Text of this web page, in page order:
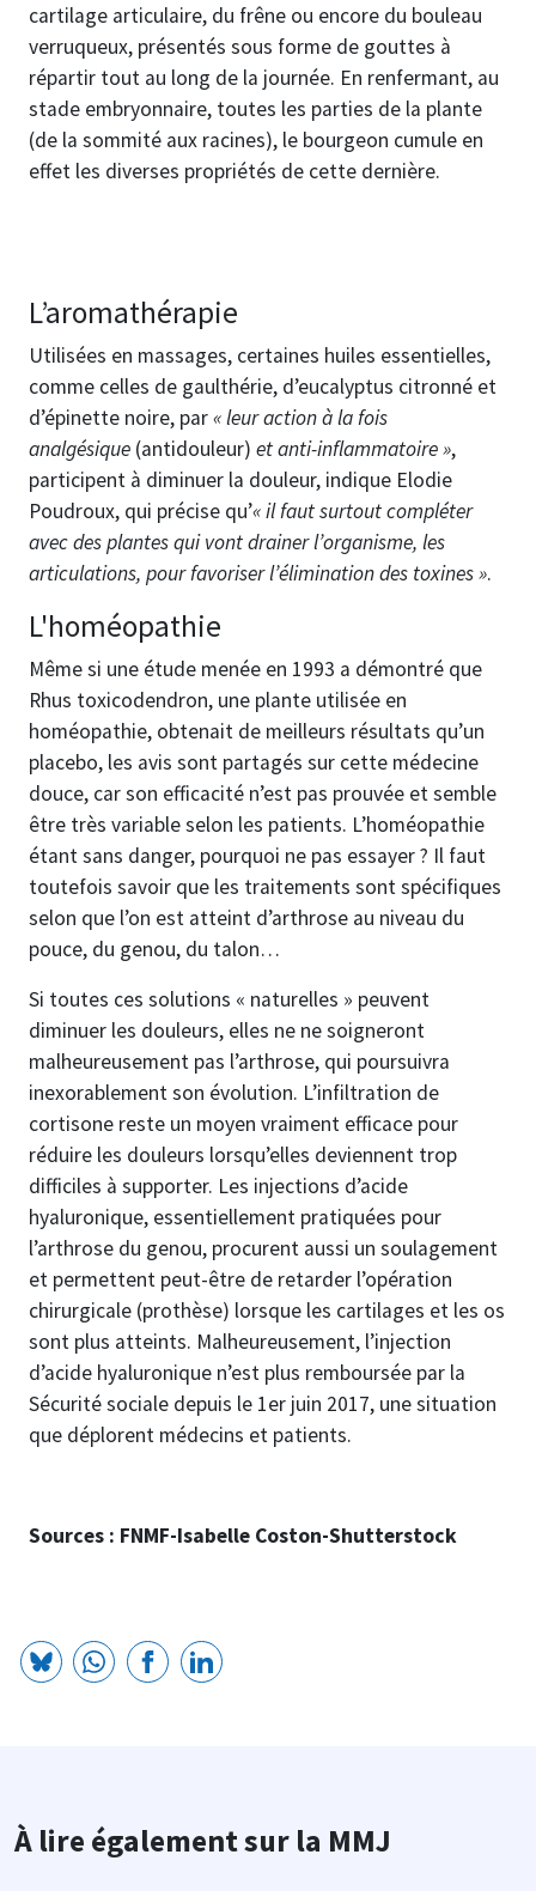
cartilage articulaire, du frêne ou encore du bouleau
verruqueux, présentés sous forme de gouttes à
répartir tout au long de la journée. En renfermant, au
stade embryonnaire, toutes les parties de la plante
(de la sommité aux racines), le bourgeon cumule en
effet les diverses propriétés de cette dernière.
L’aromathérapie
Utilisées en massages, certaines huiles essentielles,
comme celles de gaulthérie, d’eucalyptus citronné et
d’épinette noire, par« leur action à la fois
analgésique (antidouleur) et anti-inflammatoire »,
participent à diminuer la douleur, indique Elodie
Poudroux, qui précise qu’« il faut surtout compléter
avec des plantes qui vont drainer l’organisme, les
articulations, pour favoriser l’élimination des toxines ».
L'homéopathie
Même si une étude menée en 1993 a démontré que
Rhus toxicodendron, une plante utilisée en
homéopathie, obtenait de meilleurs résultats qu’un
placebo, les avis sont partagés sur cette médecine
douce, car son efficacité n’est pas prouvée et semble
être très variable selon les patients. L’homéopathie
étant sans danger, pourquoi ne pas essayer ? Il faut
toutefois savoir que les traitements sont spécifiques
selon que l’on est atteint d’arthrose au niveau du
pouce, du genou, du talon…
Si toutes ces solutions « naturelles » peuvent
diminuer les douleurs, elles ne ne soigneront
malheureusement pas l’arthrose, qui poursuivra
inexorablement son évolution. L’infiltration de
cortisone reste un moyen vraiment efficace pour
réduire les douleurs lorsqu’elles deviennent trop
difficiles à supporter. Les injections d’acide
hyaluronique, essentiellement pratiquées pour
l’arthrose du genou, procurent aussi un soulagement
et permettent peut-être de retarder l’opération
chirurgicale (prothèse) lorsque les cartilages et les os
sont plus atteints. Malheureusement, l’injection
d’acide hyaluronique n’est plus remboursée par la
Sécurité sociale depuis le 1er juin 2017, une situation
que déplorent médecins et patients.
Sources : FNMF-Isabelle Coston-Shutterstock
À lire également sur la MMJ